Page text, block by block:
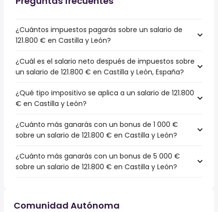
¿Cuántos impuestos pagarás sobre un salario de
121.800 € en Castilla y León?
¿Cuál es el salario neto después de impuestos sobre
un salario de 121.800 € en Castilla y León, España?
¿Qué tipo impositivo se aplica a un salario de 121.800
€ en Castilla y León?
¿Cuánto más ganarás con un bonus de 1 000 €
sobre un salario de 121.800 € en Castilla y León?
¿Cuánto más ganarás con un bonus de 5 000 €
sobre un salario de 121.800 € en Castilla y León?
Comunidad Autónoma